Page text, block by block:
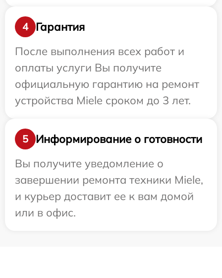
4
Гарантия
После выполнения всех работ и
оплаты услуги Вы получите
официальную гарантию на ремонт
устройства Miele сроком до 3 лет.
5
Информирование о готовности
Вы получите уведомление о
завершении ремонта техники Miele,
и курьер доставит ее к вам домой
или в офис.